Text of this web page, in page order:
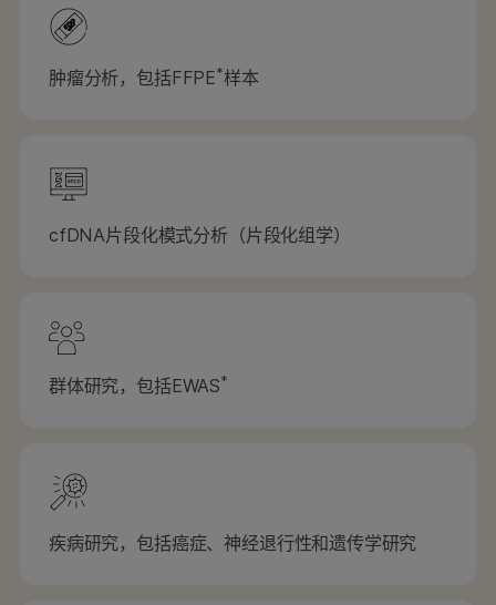
肿瘤分析，包括FFPE*样本
cfDNA片段化模式分析（片段化组学）
群体研究，包括EWAS*
疾病研究，包括癌症、神经退行性和遗传学研究